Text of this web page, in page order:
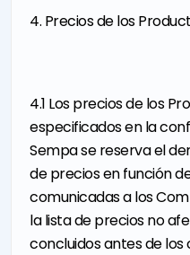
4. Precios de los
4.1 Los precios de los
especificados en la
Sempa se reserva el
de precios en función
comunicadas a los
la lista de precios no
concluidos antes de